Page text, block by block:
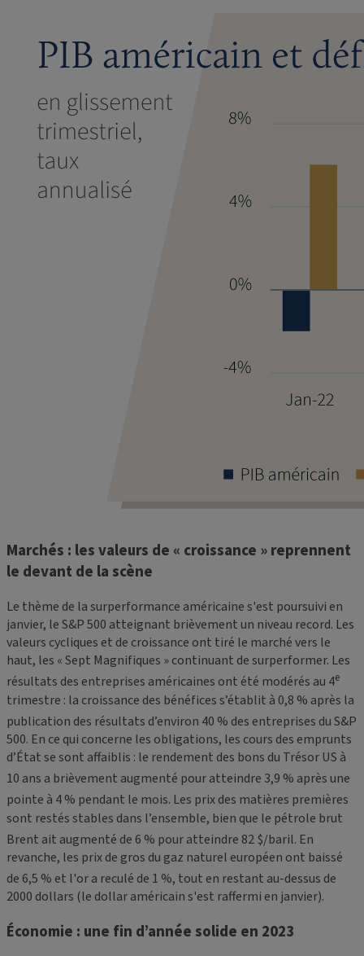
Marchés : les valeurs de « croissance » reprennent
le devant de la scène
Le thème de la surperformance américaine s'est poursuivi en
janvier, le S&P 500 atteignant brièvement un niveau record. Les
valeurs cycliques et de croissance ont tiré le marché vers le
haut, les « Sept Magnifiques » continuant de surperformer. Les
résultats des entreprises américaines ont été modérés au 4e
trimestre : la croissance des bénéfices s’établit à 0,8 % après la
publication des résultats d’environ 40 % des entreprises du S&P
500. En ce qui concerne les obligations, les cours des emprunts
d’État se sont affaiblis : le rendement des bons du Trésor US à
10 ans a brièvement augmenté pour atteindre 3,9 % après une
pointe à 4% pendant le mois. Les prix des matières premières
sont restés stables dans l’ensemble, bien que le pétrole brut
Brent ait augmenté de 6 % pour atteindre 82 $/baril. En
revanche, les prix de gros du gaz naturel européen ont baissé
de 6,5 % et l'or a reculé de 1 %, tout en restant au-dessus de
2000 dollars (le dollar américain s'est raffermi en janvier).
Économie : une fin d’année solide en 2023